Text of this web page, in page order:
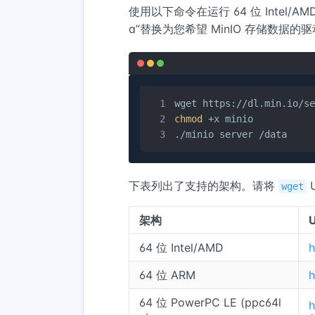
使用以下命令在运行 64 位 Intel/
a”替换为您希望 MinIO 存储数据的
chmod
+x minio
./minio server /data
下表列出了支持的架构。请将 wget
架构
64 位 Intel/AMD
64 位 ARM
64 位 PowerPC LE (ppc64l